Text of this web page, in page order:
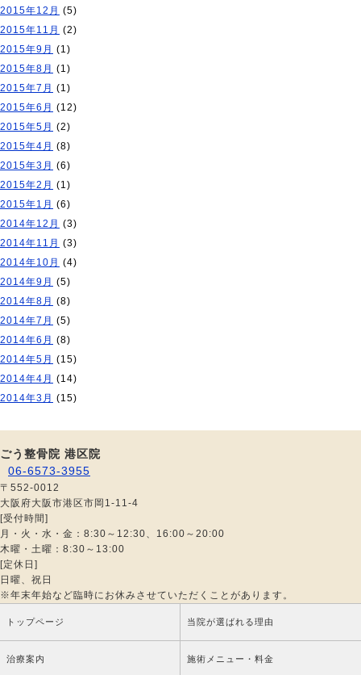
2015年12月 (5)
2015年11月 (2)
2015年9月 (1)
2015年8月 (1)
2015年7月 (1)
2015年6月 (12)
2015年5月 (2)
2015年4月 (8)
2015年3月 (6)
2015年2月 (1)
2015年1月 (6)
2014年12月 (3)
2014年11月 (3)
2014年10月 (4)
2014年9月 (5)
2014年8月 (8)
2014年7月 (5)
2014年6月 (8)
2014年5月 (15)
2014年4月 (14)
2014年3月 (15)
ごう整骨院 港区院
06-6573-3955
〒552-0012
大阪府大阪市港区市岡1-11-4
[受付時間]
月・火・水・金：8:30～12:30、16:00～20:00
木曜・土曜：8:30～13:00
[定休日]
日曜、祝日
※年末年始など臨時にお休みさせていただくことがあります。
トップページ 当院が選ばれる理由
治療案内 施術メニュー・料金